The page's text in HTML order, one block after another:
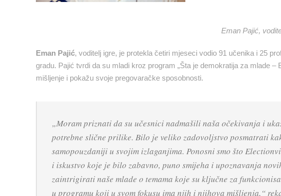
Eman Pajić,
Eman Pajić, voditelj igre, je protekla četiri mjeseci vodio 91 učenika i 25
gradu. Pajić tvrdi da su mladi kroz program „Šta je demokratija za mlade
mišljenje i pokažu svoje pregovaračke sposobnosti.
„Moram priznati da su učesnici nadmašili naša očekivanja i
potrebne slične prilike. Bilo je veliko zadovoljstvo posmatrati
samopouzdaniji u svojim izlaganjima. Ponosni smo što
i iskustvo koje je bilo zabavno, puno smijeha i upoznavanja
zaintrigirati naše mlade o temama koje su ključne za
u programu koji u svom fokusu ima njih i njihova mišljenja,“